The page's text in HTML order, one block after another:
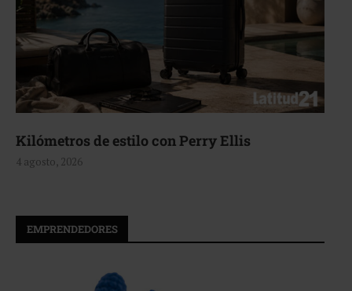
Kilómetros de estilo con Perry Ellis
4 agosto, 2026
EMPRENDEDORES